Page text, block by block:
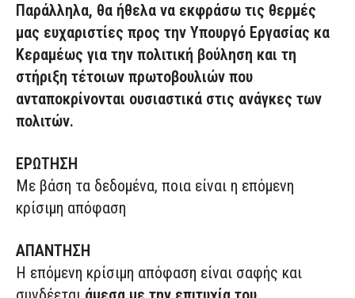
Παράλληλα, θα ήθελα να εκφράσω τις θερμές
μας ευχαριστίες προς την Υπουργό Εργασίας κα
Κεραμέως για την πολιτική βούληση και τη
στήριξη τέτοιων πρωτοβουλιών που
ανταποκρίνονται ουσιαστικά στις ανάγκες των
πολιτών.
ΕΡΩΤΗΣΗ
Με βάση τα δεδομένα, ποια είναι η επόμενη
κρίσιμη απόφαση
ΑΠΑΝΤΗΣΗ
Η επόμενη κρίσιμη απόφαση είναι σαφής και